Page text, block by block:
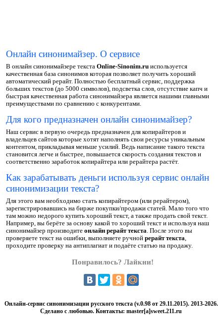
Онлайн синонимайзер. О сервисе
В онлайн синонимайзере текста Online-Sinonim.ruиспользуется
качественная база синонимов которая позволяет получить хороший
автоматический рерайт. Полностью бесплатный сервис, поддержка
больших текстов (до 5000 символов), подсветка слов, отсутствие капч и
быстрая качественная работа синонимайзера является нашими главными
преимуществами по сравнению с конкурентами.
Для кого предназначен онлайн синонимайзер?
Наш сервис в первую очередь предназначен для копирайтеров и
владельцев сайтов которые хотят наполнять свои ресурсы уникальным
контентом, прикладывая меньше усилий. Ведь написание такого текста
становится легче и быстрее, повышается скорость создания текстов и
соответственно заработок копирайтера или рерайтера растёт.
Как зарабатывать деньги используя сервис онлайн
синонимизации текста?
Для этого вам необходимо стать копирайтером (или рерайтером),
зарегистрировавшись на бирже покупки/продажи статей. Мало того что
там можно недорого купить хороший текст, а также продать свой текст.
Например, вы берёте за основу какой то хороший текст и используя наш
синонимайзер производите онлайн рерайт текста . После этого вы
проверяете текст на ошибки, выполняете ручной рерайт текста
проходите проверку на антиплагиат и подаёте статью на продажу.
Понравилось? Лайкни!
Онлайн-сервис синонимизации русского текста (v.0.98 от 29.11.2015). 2013-2026.
Сделано с любовью. Контакты: master[a]sweet.211.ru